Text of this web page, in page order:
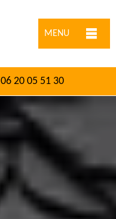
MENU
06 20 05 51 30